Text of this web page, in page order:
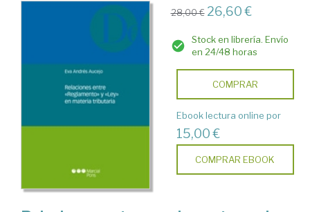
28,00 € 26,60 €
Stock en librería. Envío
en 24/48 horas
COMPRAR
Ebook lectura online por
15,00 €
COMPRAR EBOOK